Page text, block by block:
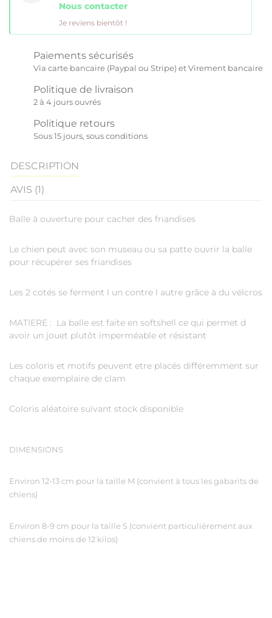
Nous contacter
Je reviens bientôt !
Paiements sécurisés
Via carte bancaire (Paypal ou Stripe) et Virement bancaire
Politique de livraison
2 à 4 jours ouvrés
Politique retours
Sous 15 jours, sous conditions
DESCRIPTION
AVIS (1)
Balle à ouverture pour cacher des friandises
Le chien peut avec son museau ou sa patte ouvrir la balle
pour récupérer ses friandises
Les 2 cotés se ferment l un contre l autre grâce à du vélcros
MATIERE : La balle est faite en softshell ce qui permet d
avoir un jouet plutôt imperméable et résistant
Les coloris et motifs peuvent etre placés différemment sur
chaque exemplaire de clam
Coloris aléatoire suivant stock disponible
DIMENSIONS
Environ 12-13 cm pour la taille M (convient à tous les gabarits de
chiens)
Environ 8-9 cm pour la taille S (convient particulièrement aux
chiens de moins de 12 kilos)